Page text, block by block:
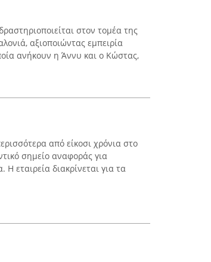
στον τομέα της
αξιοποιώντας εμπειρία
ανήκουν η Άννυ και ο Κώστας,
από είκοσι χρόνια στο
σημείο αναφοράς για
εταιρεία διακρίνεται για τα